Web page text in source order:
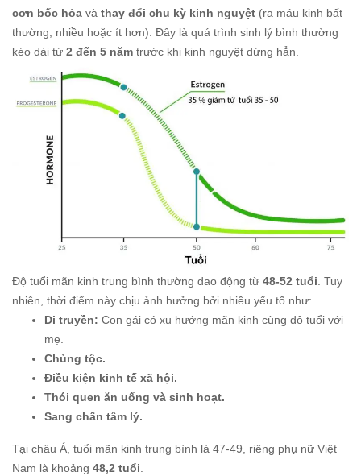
cơn bốc hỏa và thay đổi chu kỳ kinh nguyệt (ra máu kinh bất
thường, nhiều hoặc ít hơn). Đây là quá trình sinh lý bình thường
kéo dài từ 2 đến 5 năm trước khi kinh nguyệt dừng hẳn.
Độ tuổi mãn kinh trung bình thường dao động từ 48-52 tuổi . Tuy
nhiên, thời điểm này chịu ảnh hưởng bởi nhiều yếu tố như:
Di truyền: Con gái có xu hướng mãn kinh cùng độ tuổi với
mẹ.
Chủng tộc.
Điều kiện kinh tế xã hội.
Thói quen ăn uống và sinh hoạt.
Sang chấn tâm lý.
Tại châu Á, tuổi mãn kinh trung bình là 47-49, riêng phụ nữ Việt
Nam là khoảng 48,2 tuổi